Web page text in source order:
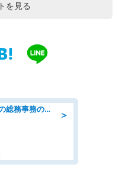
を見る
＞
09月開始/住宅メーカーでの総務事務のお仕事/駅近/車通勤可/一般事務/人事労務